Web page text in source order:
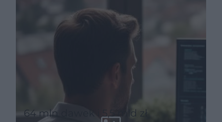
64 mln dawek i 5,5 mld zł